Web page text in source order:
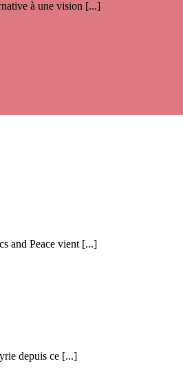
à une vision [...]
and Peace vient [...]
depuis ce [...]